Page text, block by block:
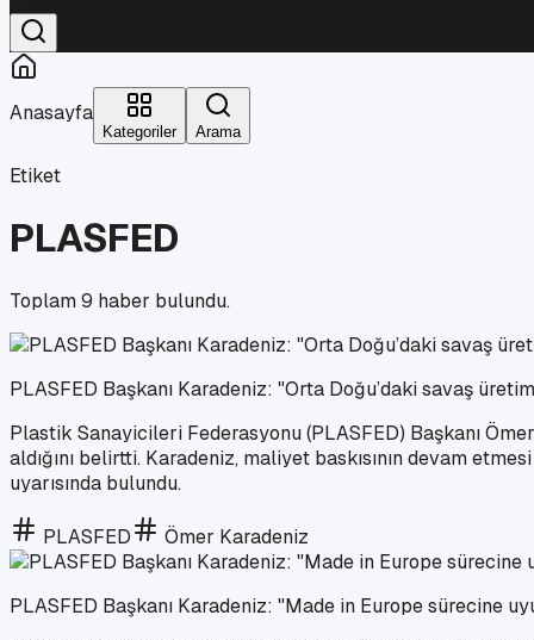
Anasayfa
Kategoriler Arama
Etiket
PLASFED
Toplam9 haber bulundu.
PLASFED Başkanı Karadeniz: "Orta Doğu’daki savaş
Plastik Sanayicileri Federasyonu (PLASFED) Başkanı
aldığını belirtti. Karadeniz, maliyet baskısının devam
uyarısında bulundu.
PLASFED Ömer Karadeniz
PLASFED Başkanı Karadeniz: "Made in Europe sürecine